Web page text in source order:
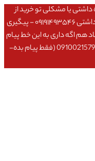
یا مشکلی تو خرید از
سایت ۰۹۱۰۹۸۰۸۵۶۵- مشکلی بعد از خریدت داشتی ۰۹۱۹۱۴۹۳۵۴۶ - پیگیری
یا پیشنهاد هم اگه داری به این خط پیام
بده مستقیم میره تو صندوق پیام مدیرعامل 09100215792 (فقط پیام بده-